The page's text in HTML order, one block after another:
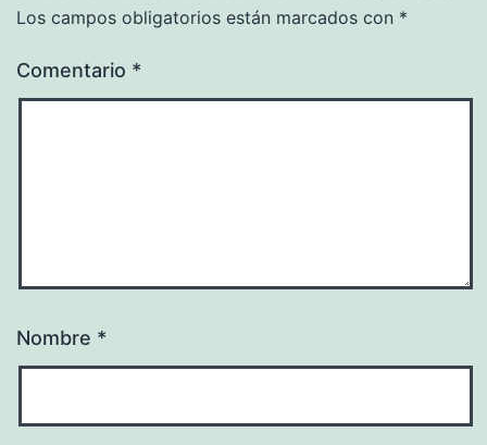
Los campos obligatorios están marcados con *
Comentario *
Nombre *